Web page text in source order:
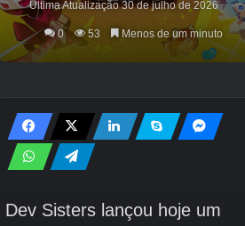
Bastão Mítico
Vara dos Reis
Vara Deformadora de Gelo
Vara dos Campeões
Vara Amigável
Haste de Cenoura
Nível C